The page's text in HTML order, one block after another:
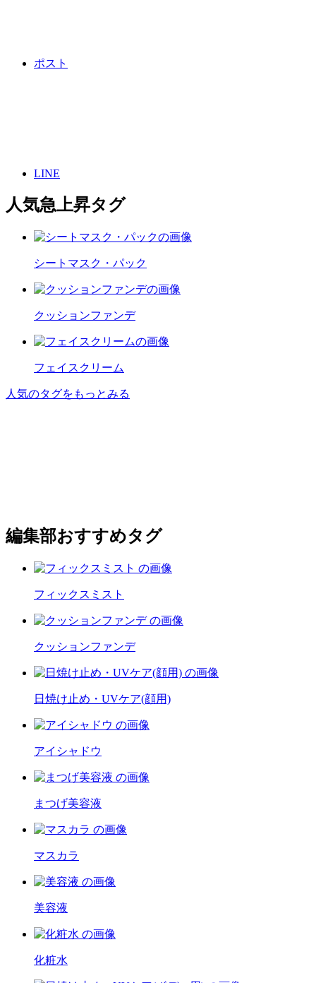
ポスト
LINE
人気急上昇タグ
シートマスク・パック
クッションファンデ
フェイスクリーム
人気のタグをもっとみる
編集部おすすめタグ
フィックスミスト
クッションファンデ
日焼け止め・UVケア(顔用)
アイシャドウ
まつげ美容液
マスカラ
美容液
化粧水